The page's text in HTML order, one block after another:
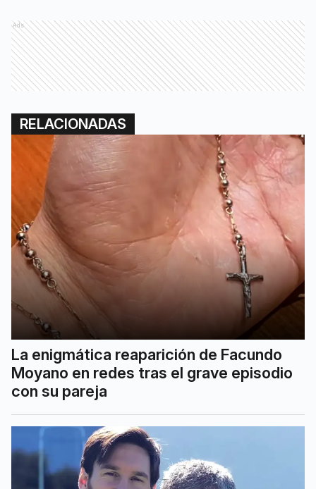
Ads
RELACIONADAS
La enigmática reaparición de Facundo
Moyano en redes tras el grave episodio
con su pareja